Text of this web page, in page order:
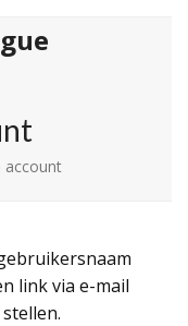
account
link via e-mail